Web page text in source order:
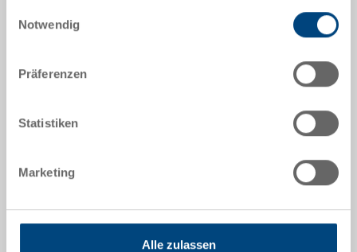
Notwendig
Präferenzen
Statistiken
Marketing
Alle zulassen
Auflagedeckel ESD, PP ESD, Oberflächenwiderstand
10^4 -10^10 Ohm, schwarz, aussen 300x200x28 mm,
mit 4 Gurtaussparungen, zu RAKO ESD 300x200 mm